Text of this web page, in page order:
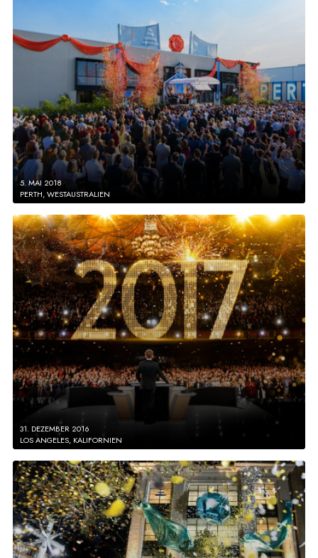
5. MAI 2018
PERTH, WESTAUSTRALIEN
31. DEZEMBER 2016
LOS ANGELES, KALIFORNIEN